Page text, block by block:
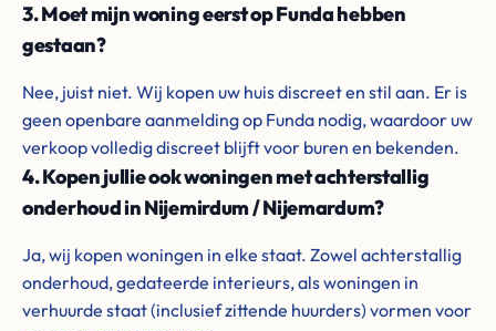
3. Moet mijn woning eerst op Funda hebben
gestaan?
Nee, juist niet. Wij kopen uw huis discreet en stil aan. Er is
geen openbare aanmelding op Funda nodig, waardoor uw
verkoop volledig discreet blijft voor buren en bekenden.
4. Kopen jullie ook woningen met achterstallig
onderhoud in Nijemirdum / Nijemardum?
Ja, wij kopen woningen in elke staat. Zowel achterstallig
onderhoud, gedateerde interieurs, als woningen in
verhuurde staat (inclusief zittende huurders) vormen voor